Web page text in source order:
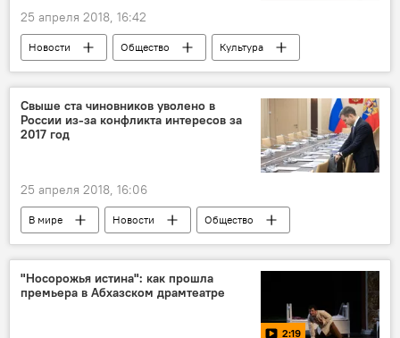
25 апреля 2018, 16:42
Новости Общество
Культура
Фотоконкурс Андрея Стенина
Свыше ста чиновников уволено в
России из-за конфликта интересов за
2017 год
25 апреля 2018, 16:06
В мире Новости Общество
"Носорожья истина": как прошла
премьера в Абхазском драмтеатре
2:19